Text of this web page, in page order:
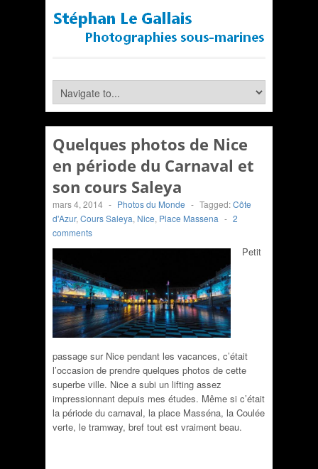
Quelques photos de Nice
en période du Carnaval et
son cours Saleya
mars 4, 2014 - Photos du Monde - Tagged:Côte
d'Azur, Cours Saleya, Nice, Place Massena - 2
comments
Petit
passage sur Nice pendant les vacances, c’était
l’occasion de prendre quelques photos de cette
superbe ville. Nice a subi un lifting assez
impressionnant depuis mes études. Même si c’était
la période du carnaval, la place Masséna, la Coulée
verte, le tramway, bref tout est vraiment beau.